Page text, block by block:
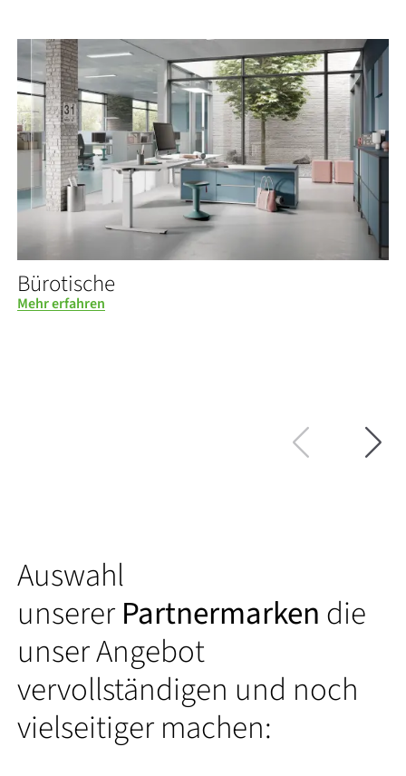
Bürotische
Mehr erfahren
Auswahl
unsererPartnermarken die
unser Angebot
vervollständigen und noch
vielseitiger machen: